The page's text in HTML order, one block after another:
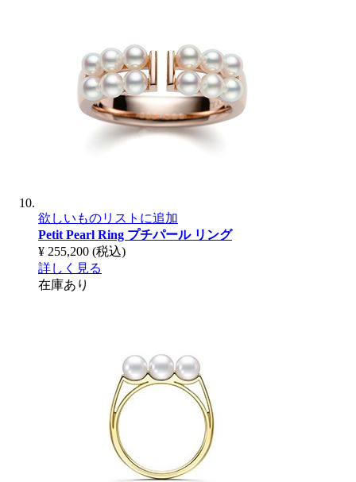
欲しいものリストに追加
Petit Pearl Ring プチパール リング
¥ 255,200 (税込)
詳しく見る
在庫あり